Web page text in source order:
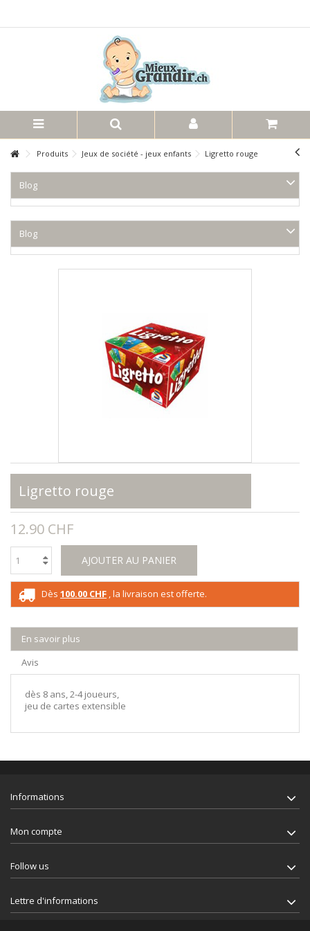
Produits Jeux de société - jeux enfants Ligretto rouge
Blog
Blog
Ligretto rouge
12.90 CHF
AJOUTER AU PANIER
Dès 100.00 CHF , la livraison est offerte.
En savoir plus
Avis
dès 8 ans, 2-4 joueurs,
jeu de cartes extensible
Informations
Mon compte
Follow us
Lettre d'informations